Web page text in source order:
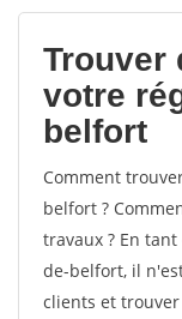
Trouver
votre
belfort
Comment
belfort ?
travaux ? En
de-belfort, il
clients et